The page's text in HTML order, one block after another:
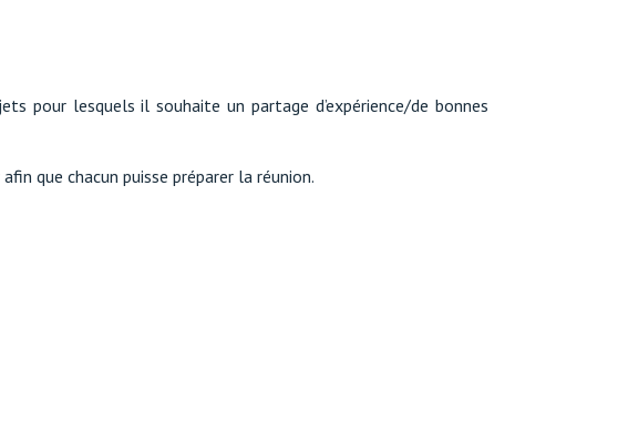
pour lesquels il souhaite un partage d’expérience/de bonnes
que chacun puisse préparer la réunion.